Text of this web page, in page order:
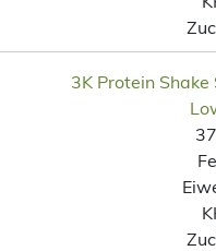
3K Protein